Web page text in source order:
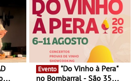
Evento
no Bombarral - São 35